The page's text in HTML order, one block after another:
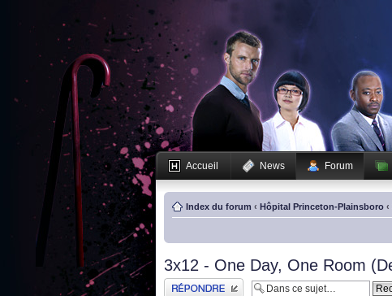
Accueil News Forum
Index du forum ‹ Hôpital Princeton-Plainsboro ‹
3x12 - One Day, One Room
Publier une réponse